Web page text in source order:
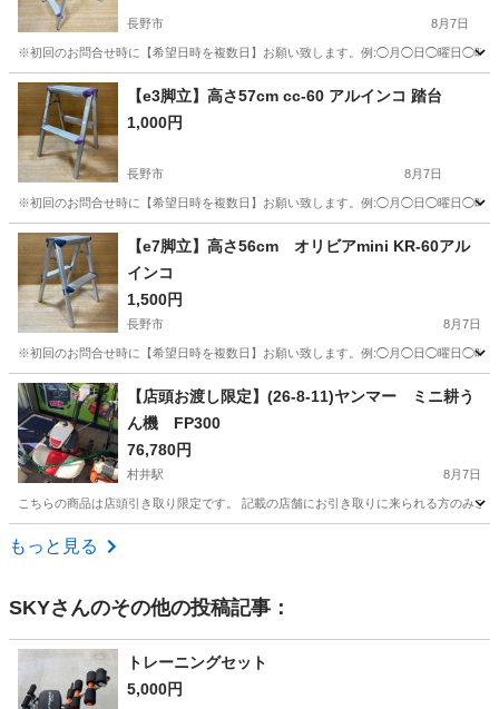
長野市 8月7日
※初回のお問合せ時に【希望日時を複数日】お願い致します。例:◯月◯日◯曜日◯時
長野 長野市 その他
【e3脚立】高さ57cm cc-60 アルインコ 踏台
1,000円
長野市 8月7日
※初回のお問合せ時に【希望日時を複数日】お願い致します。例:◯月◯日◯曜日◯時
長野 長野市 その他
【e7脚立】高さ56cm オリビアmini KR-60アル
インコ
1,500円
長野市 8月7日
※初回のお問合せ時に【希望日時を複数日】お願い致します。例:◯月◯日◯曜日◯時
長野 長野市 その他 かっぱ寿司
【店頭お渡し限定】(26-8-11)ヤンマー ミニ耕う
ん機 FP300
76,780円
村井駅 8月7日
こちらの商品は店頭引き取り限定です。 記載の店舗にお引き取りに来られる方のみ
長野 松本市
もっと見る
SKYさんのその他の投稿記事：
トレーニングセット
5,000円